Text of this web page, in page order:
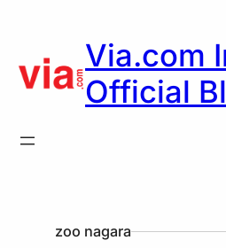
Via.com
Official
zoo nagara